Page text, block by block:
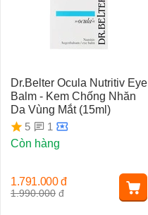
Dr.Belter Ocula Nutritiv Eye
Balm - Kem Chống Nhăn
Da Vùng Mắt (15ml)
5
1
Còn hàng
1.990.000 đ
1.791.000 đ